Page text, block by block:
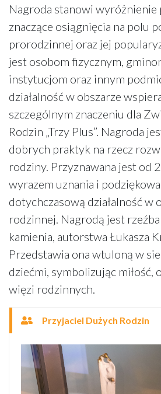
Nagroda stanowi wyróżnienie
znaczące osiągnięcia na polu
prorodzinnej oraz jej
jest osobom fizycznym,
instytucjom oraz innym
działalność w obszarze
szczególnym znaczeniu dla
Rodzin „Trzy Plus”. Nagroda
dobrych praktyk na rzecz
rodziny. Przyznawana jest od
wyrazem uznania i
dotychczasową działalność w
rodzinnej. Nagrodą jest
kamienia, autorstwa Łukasza
Przedstawia ona wtuloną w
dziećmi, symbolizując miłość,
więzi rodzinnych.
Przyjaciel Dużych Rodzin